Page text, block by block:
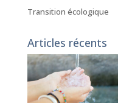
Transition écologique
Articles récents